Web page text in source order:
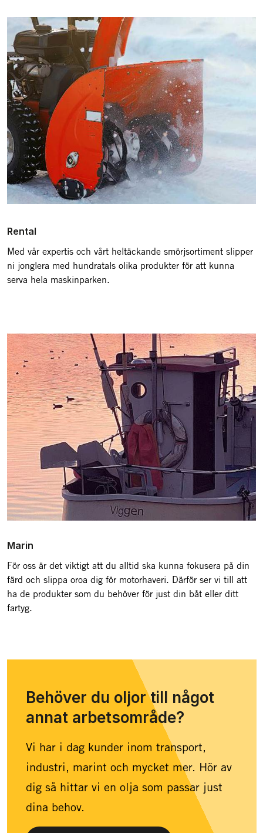
Rental
Med vår expertis och vårt heltäckande smörjsortiment slipper
ni jonglera med hundratals olika produkter för att kunna
serva hela maskinparken.
Marin
För oss är det viktigt att du alltid ska kunna fokusera på din
färd och slippa oroa dig för motorhaveri. Därför ser vi till att
ha de produkter som du behöver för just din båt eller ditt
fartyg.
Behöver du oljor till något
annat arbetsområde?
Vi har i dag kunder inom transport,
industri, marint och mycket mer. Hör av
dig så hittar vi en olja som passar just
dina behov.